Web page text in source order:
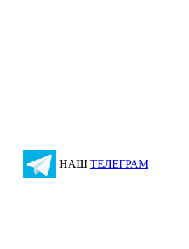
НАШ ТЕЛЕГРАМ